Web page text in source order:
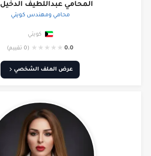
المحامي عبداللطيف الدخيل
محامي ومهندس كويتي
كويتي
0.0
★
★
★
★
★ (0 تقييم)
عرض الملف الشخصي